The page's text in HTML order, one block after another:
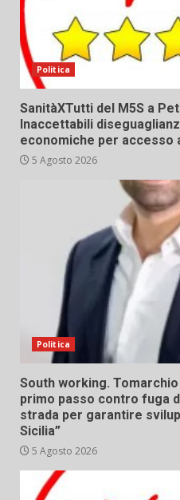
Politica
SanitàXTutti del M5S a
Inaccettabili
economiche per accesso
5 Agosto 2026
Politica
South working.
primo passo contro fuga
strada per garantire
Sicilia”
5 Agosto 2026